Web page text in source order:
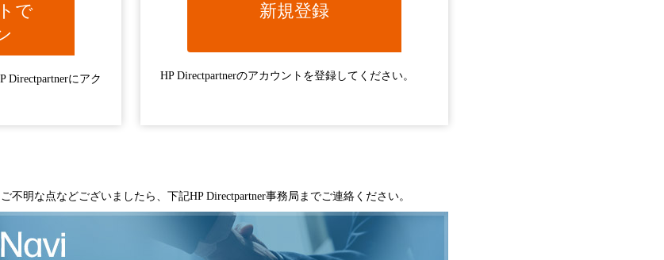
で
Directpartnerにアク
新規登録
HP Directpartnerのアカウントを登録してください。
不明な点などございましたら、下記HP Directpartner事務局までご連絡ください。